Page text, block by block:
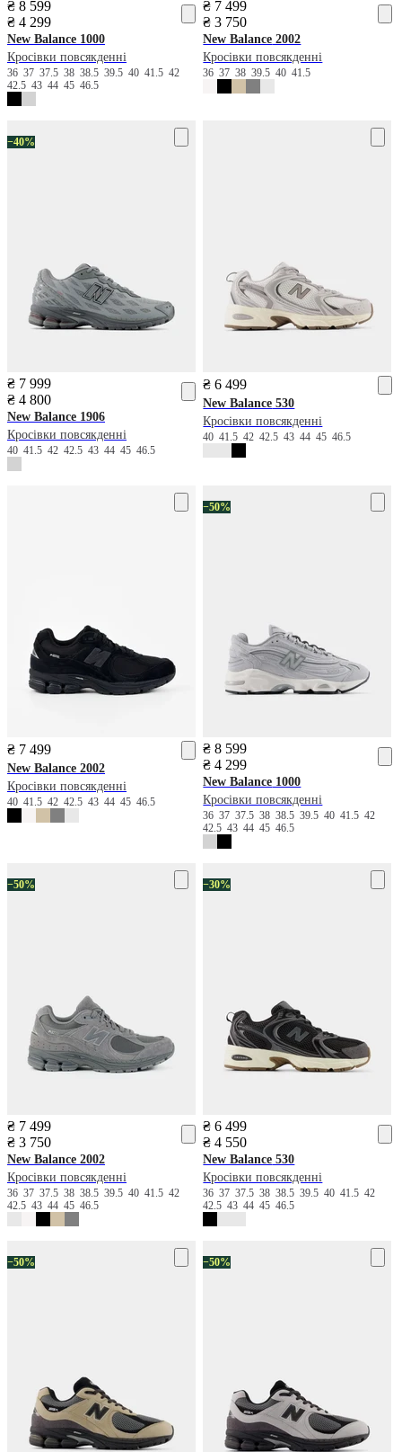
₴ 8 599
₴ 4 299
New Balance 1000
Кросівки повсякденні
36 37 37.5 38 38.5 39.5 40 41.5 42
42.5 43 44 45 46.5
₴ 7 499
₴ 3 750
New Balance 2002
Кросівки повсякденні
36373839.54041.5
−40%
₴ 7 999
₴ 4 800
New Balance 1906
Кросівки повсякденні
40 41.5 42 42.5 43 44 45 46.5
₴ 6 499
New Balance 530
Кросівки повсякденні
4041.54242.543444546.5
₴ 7 499
New Balance 2002
Кросівки повсякденні
40 41.5 42 42.5 43 44 45 46.5
−50%
₴ 8 599
₴ 4 299
New Balance 1000
Кросівки повсякденні
363737.53838.539.54041.542
42.543444546.5
−50%
₴ 7 499
₴ 3 750
New Balance 2002
Кросівки повсякденні
36 37 37.5 38 38.5 39.5 40 41.5 42
42.5 43 44 45 46.5
−30%
₴ 6 499
₴ 4 550
New Balance 530
Кросівки повсякденні
363737.53838.539.54041.542
42.543444546.5
−50% −50%